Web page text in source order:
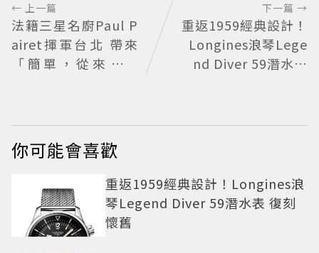
← 上一篇
法籍三星名廚Paul P
airet揮軍台北 帶來
「簡單，從來不簡
下一篇 →
重返1959經典設計！
Longines浪琴Lege
nd Diver 59潛水表
你可能會喜歡
重返1959經典設計！Longines浪
琴Legend Diver 59潛水表 復刻
懷舊